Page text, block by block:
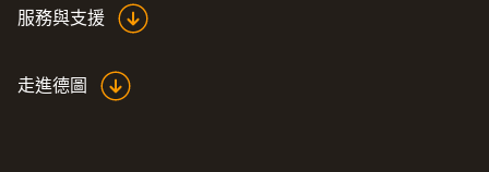
服務與支援
走進德圖